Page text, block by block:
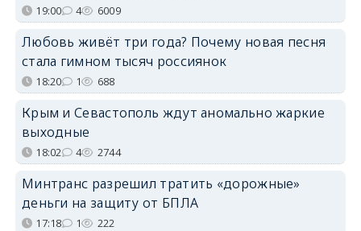
19:00 4 6009
Любовь живёт три года? Почему новая песня
стала гимном тысяч россиянок
18:20 1 688
Крым и Севастополь ждут аномально жаркие
выходные
18:02 4 2744
Минтранс разрешил тратить «дорожные»
деньги на защиту от БПЛА
17:18 1 222